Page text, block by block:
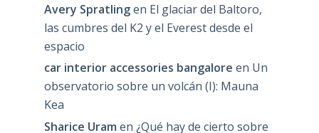
Avery Spratlingen El glaciar del Baltoro,
las cumbres del K2 y el Everest desde el
espacio
car interior accessories bangalore en Un
observatorio sobre un volcán (I): Mauna
Kea
Sharice Uram en ¿Qué hay de cierto sobre